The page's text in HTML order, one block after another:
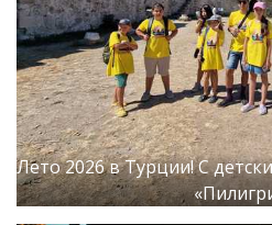
Лето 2026 в Турции! С